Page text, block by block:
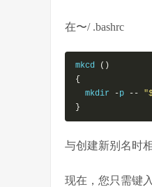
在〜/ .bashrc
mkcd
()
{
  mkdir
-p --
}
与创建新别名时
现在，您只需键